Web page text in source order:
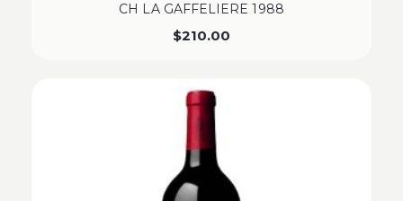
CH LA GAFFELIERE 1988
$210.00